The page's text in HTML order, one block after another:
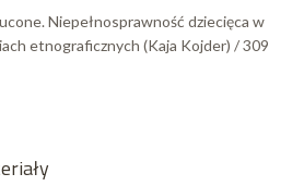
Niepełnosprawność dziecięca w
etnograficznych (Kaja Kojder) / 309